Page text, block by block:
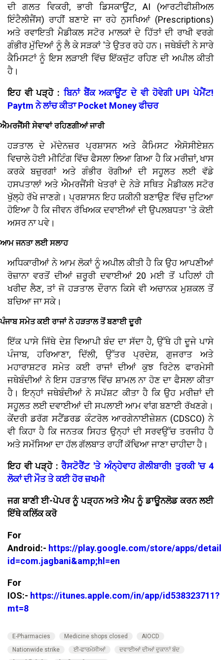
ਦੀ ਗਲਤ ਵਿਕਰੀ, ਭਾਰੀ ਡਿਸਕਾਊਂਟ, AI (ਆਰਟੀਫੀਸ਼ੀਅਲ
ਇੰਟੈਲੀਜੈਂਸ) ਰਾਹੀਂ ਬਣਾਏ ਜਾ ਰਹੇ ਨੁਸਖਿਆਂ (Prescriptions)
ਅਤੇ ਰਵਾਇਤੀ ਮੈਡੀਕਲ ਸਟੋਰ ਮਾਲਕਾਂ ਦੇ ਹਿੱਤਾਂ ਦੀ ਰਾਖੀ ਵਰਗੇ
ਗੰਭੀਰ ਮੁੱਦਿਆਂ ਨੂੰ ਲੈ ਕੇ ਸੜਕਾਂ 'ਤੇ ਉਤਰ ਰਹੇ ਹਨ। ਜਥੇਬੰਦੀ ਨੇ ਸਾਰੇ
ਕੈਮਿਸਟਾਂ ਨੂੰ ਇਸ ਲੜਾਈ ਵਿੱਚ ਇੱਕਜੁੱਟ ਰਹਿਣ ਦੀ ਅਪੀਲ ਕੀਤੀ
ਹੈ।
ਇਹ ਵੀ ਪੜ੍ਹੋ :ਬਿਨਾਂ ਬੈਂਕ ਅਕਾਊਂਟ ਦੇ ਵੀ ਹੋਵੇਗੀ UPI ਪੇਮੈਂਟ!
Paytm ਨੇ ਲਾਂਚ ਕੀਤਾ Pocket Money ਫੀਚਰ
ਐਮਰਜੈਂਸੀ ਸੇਵਾਵਾਂ ਰਹਿਣਗੀਆਂ ਜਾਰੀ
ਹੜਤਾਲ ਦੇ ਮੱਦੇਨਜ਼ਰ ਪ੍ਰਸ਼ਾਸਨ ਅਤੇ ਕੈਮਿਸਟ ਐਸੋਸੀਏਸ਼ਨ
ਵਿਚਾਲੇ ਹੋਈ ਮੀਟਿੰਗ ਵਿੱਚ ਫੈਸਲਾ ਲਿਆ ਗਿਆ ਹੈ ਕਿ ਮਰੀਜ਼ਾਂ, ਖਾਸ
ਕਰਕੇ ਬਜ਼ੁਰਗਾਂ ਅਤੇ ਗੰਭੀਰ ਰੋਗੀਆਂ ਦੀ ਸਹੂਲਤ ਲਈ ਵੱਡੇ
ਹਸਪਤਾਲਾਂ ਅਤੇ ਐਮਰਜੈਂਸੀ ਖੇਤਰਾਂ ਦੇ ਨੇੜੇ ਸਥਿਤ ਮੈਡੀਕਲ ਸਟੋਰ
ਖੁੱਲ੍ਹੇ ਰੱਖੇ ਜਾਣਗੇ। ਪ੍ਰਸ਼ਾਸਨ ਇਹ ਯਕੀਨੀ ਬਣਾਉਣ ਵਿੱਚ ਜੁਟਿਆ
ਹੋਇਆ ਹੈ ਕਿ ਜੀਵਨ ਰੱਖਿਅਕ ਦਵਾਈਆਂ ਦੀ ਉਪਲਬਧਤਾ 'ਤੇ ਕੋਈ
ਅਸਰ ਨਾ ਪਵੇ।
ਆਮ ਜਨਤਾ ਲਈ ਸਲਾਹ
ਅਧਿਕਾਰੀਆਂ ਨੇ ਆਮ ਲੋਕਾਂ ਨੂੰ ਅਪੀਲ ਕੀਤੀ ਹੈ ਕਿ ਉਹ ਆਪਣੀਆਂ
ਰੋਜ਼ਾਨਾ ਵਰਤੋਂ ਦੀਆਂ ਜ਼ਰੂਰੀ ਦਵਾਈਆਂ 20 ਮਈ ਤੋਂ ਪਹਿਲਾਂ ਹੀ
ਖਰੀਦ ਲੈਣ, ਤਾਂ ਜੋ ਹੜਤਾਲ ਦੌਰਾਨ ਕਿਸੇ ਵੀ ਅਚਾਨਕ ਮੁਸ਼ਕਲ ਤੋਂ
ਬਚਿਆ ਜਾ ਸਕੇ।
ਪੰਜਾਬ ਸਮੇਤ ਕਈ ਰਾਜਾਂ ਨੇ ਹੜਤਾਲ ਤੋਂ ਬਣਾਈ ਦੂਰੀ
ਇੱਕ ਪਾਸੇ ਜਿੱਥੇ ਦੇਸ਼ ਵਿਆਪੀ ਬੰਦ ਦਾ ਸੱਦਾ ਹੈ, ਉੱਥੇ ਹੀ ਦੂਜੇ ਪਾਸੇ
ਪੰਜਾਬ, ਹਰਿਆਣਾ, ਦਿੱਲੀ, ਉੱਤਰ ਪ੍ਰਦੇਸ਼, ਗੁਜਰਾਤ ਅਤੇ
ਮਹਾਰਾਸ਼ਟਰ ਸਮੇਤ ਕਈ ਰਾਜਾਂ ਦੀਆਂ ਕੁਝ ਰਿਟੇਲ ਫਾਰਮੇਸੀ
ਜਥੇਬੰਦੀਆਂ ਨੇ ਇਸ ਹੜਤਾਲ ਵਿੱਚ ਸ਼ਾਮਲ ਨਾ ਹੋਣ ਦਾ ਫੈਸਲਾ ਕੀਤਾ
ਹੈ। ਇਨ੍ਹਾਂ ਜਥੇਬੰਦੀਆਂ ਨੇ ਸਪੱਸ਼ਟ ਕੀਤਾ ਹੈ ਕਿ ਉਹ ਮਰੀਜ਼ਾਂ ਦੀ
ਸਹੂਲਤ ਲਈ ਦਵਾਈਆਂ ਦੀ ਸਪਲਾਈ ਆਮ ਵਾਂਗ ਬਣਾਈ ਰੱਖਣਗੇ।
ਕੇਂਦਰੀ ਡਰੱਗ ਸਟੈਂਡਰਡ ਕੰਟਰੋਲ ਆਰਗੇਨਾਈਜ਼ੇਸ਼ਨ (CDSCO) ਨੇ
ਵੀ ਕਿਹਾ ਹੈ ਕਿ ਜਨਤਕ ਸਿਹਤ ਉਨ੍ਹਾਂ ਦੀ ਸਰਵਉੱਚ ਤਰਜੀਹ ਹੈ
ਅਤੇ ਸਮੱਸਿਆ ਦਾ ਹੱਲ ਗੱਲਬਾਤ ਰਾਹੀਂ ਕੱਢਿਆ ਜਾਣਾ ਚਾਹੀਦਾ ਹੈ।
ਇਹ ਵੀ ਪੜ੍ਹੋ : ਰੈਸਟੋਰੈਂਟ 'ਤੇ ਅੰਨ੍ਹੇਵਾਹ ਗੋਲੀਬਾਰੀ! ਤੁਰਕੀ 'ਚ 4
ਲੋਕਾਂ ਦੀ ਮੌਤ ਤੇ ਕਈ ਹੋਰ ਜ਼ਖਮੀ
ਜਗ ਬਾਣੀ ਈ-ਪੇਪਰ ਨੂੰ ਪੜ੍ਹਨ ਅਤੇ ਐਪ ਨੂੰ ਡਾਊਨਲੋਡ ਕਰਨ ਲਈ
ਇੱਥੇ ਕਲਿੱਕ ਕਰੋ
For
Android:- https://play.google.com/store/apps/
id=com.jagbani&amp;hl=en
For
IOS:- https://itunes.apple.com/in/app/id538323711?
mt=8
E-Pharmacies Medicine shops closed
AIOCD
Nationwide strike
ਈ-ਫਾਰਮੇਸੀਆਂ
ਦਵਾਈਆਂ ਦੀਆਂ ਦੁਕਾਨਾਂ ਬੰਦ